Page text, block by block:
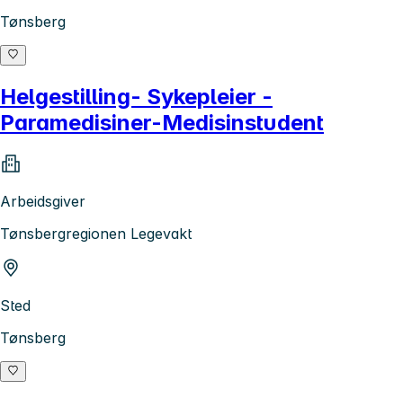
Tønsberg
Helgestilling- Sykepleier -
Paramedisiner-Medisinstudent
Arbeidsgiver
Tønsbergregionen Legevakt
Sted
Tønsberg